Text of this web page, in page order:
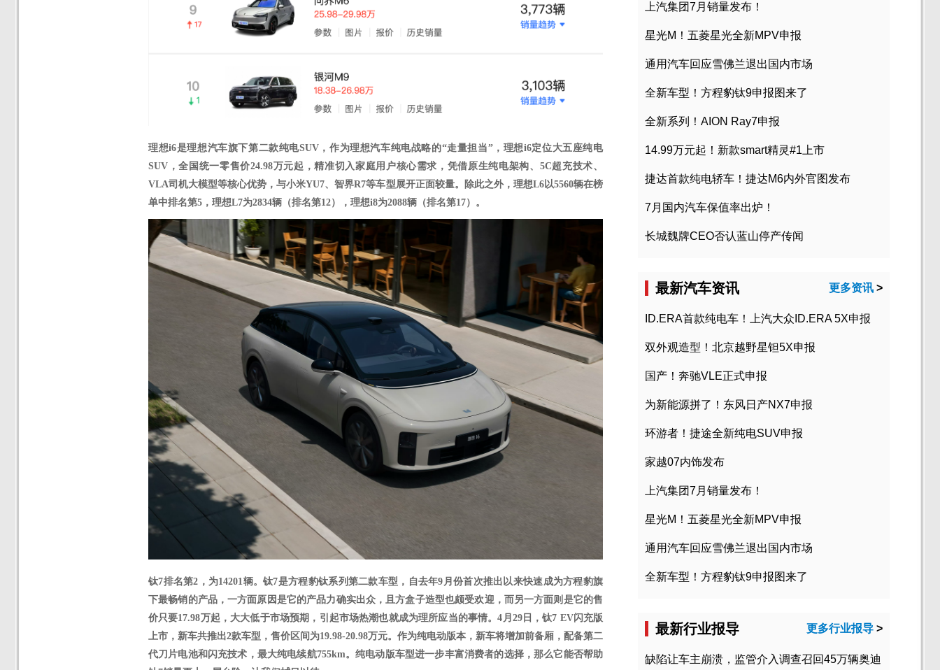
理想i6是理想汽车旗下第二款纯电SUV，作为理想汽车纯电战略的“走量担当”，理想i6定位大五座纯电
SUV ，全国统一零售价24.98万元起，精准切入家庭用户核心需求，凭借原生纯电架构、5C超充技术、
VLA司机大模型等核心优势，与小米YU7、智界R7等车型展开正面较量。除此之外，理想L6以5560辆在榜
单中排名第5 ， 理想L7为2834辆（排名第12），理想i8为2088辆（排名第17）。
钛7排名第2 ，为14201辆。钛7是方程豹钛系列第二款车型，自去年9月份首次推出以来快速成为方程豹旗
下最畅销的产品，一方面原因是它的产品力确实出众，且方盒子造型也颇受欢迎，而另一方面则是它的售
价只要17.98万起，大大低于市场预期，引起市场热潮也就成为理所应当的事情。4月29日，钛7 EV闪充版
上市，新车共推出2款车型，售价区间为19.98-20.98万元。作为纯电动版本，新车将增加前备厢，配备第二
代刀片电池和闪充技术，最大纯电续航755km。纯电动版车型进一步丰富消费者的选择，那么它能否帮助
上汽集团7月销量发布！
星光M！五菱星光全新MPV申报
通用汽车回应雪佛兰退出国内市场
全新车型！方程豹钛9申报图来了
全新系列！AION Ray7申报
14.99万元起！新款smart精灵#1上市
捷达首款纯电轿车！捷达M6内外官图发布
7月国内汽车保值率出炉！
长城魏牌CEO否认蓝山停产传闻
最新汽车资讯 更多资讯 >
ID.ERA首款纯电车！上汽大众ID.ERA 5X申报
双外观造型！北京越野星钽5X申报
国产！奔驰VLE正式申报
为新能源拼了！东风日产NX7申报
环游者！捷途全新纯电SUV申报
家越07内饰发布
上汽集团7月销量发布！
星光M！五菱星光全新MPV申报
通用汽车回应雪佛兰退出国内市场
全新车型！方程豹钛9申报图来了
最新行业报导 更多行业报导 >
缺陷让车主崩溃，监管介入调查召回45万辆奥迪